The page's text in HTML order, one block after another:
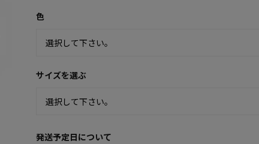
色
サイズを選ぶ
発送予定日について